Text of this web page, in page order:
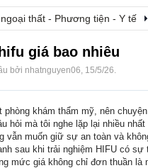
thất - Phương tiện - Y tế
giá bao nhiêu
bởi nhatnguyen06, 15/5/26.
phòng khám thẩm mỹ, nên
hỏi mà tôi nghe lặp lại nhiều
vẫn muốn giữ sự an toàn và
sau khi trải nghiệm HIFU có
mức giá không chỉ đơn thuần